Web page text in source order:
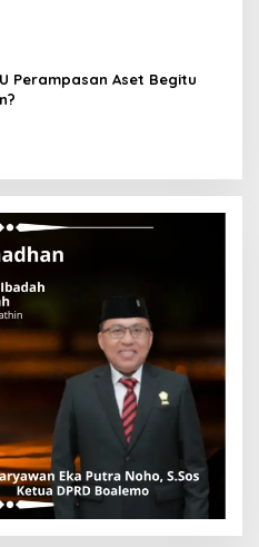
Perampasan Aset Begitu